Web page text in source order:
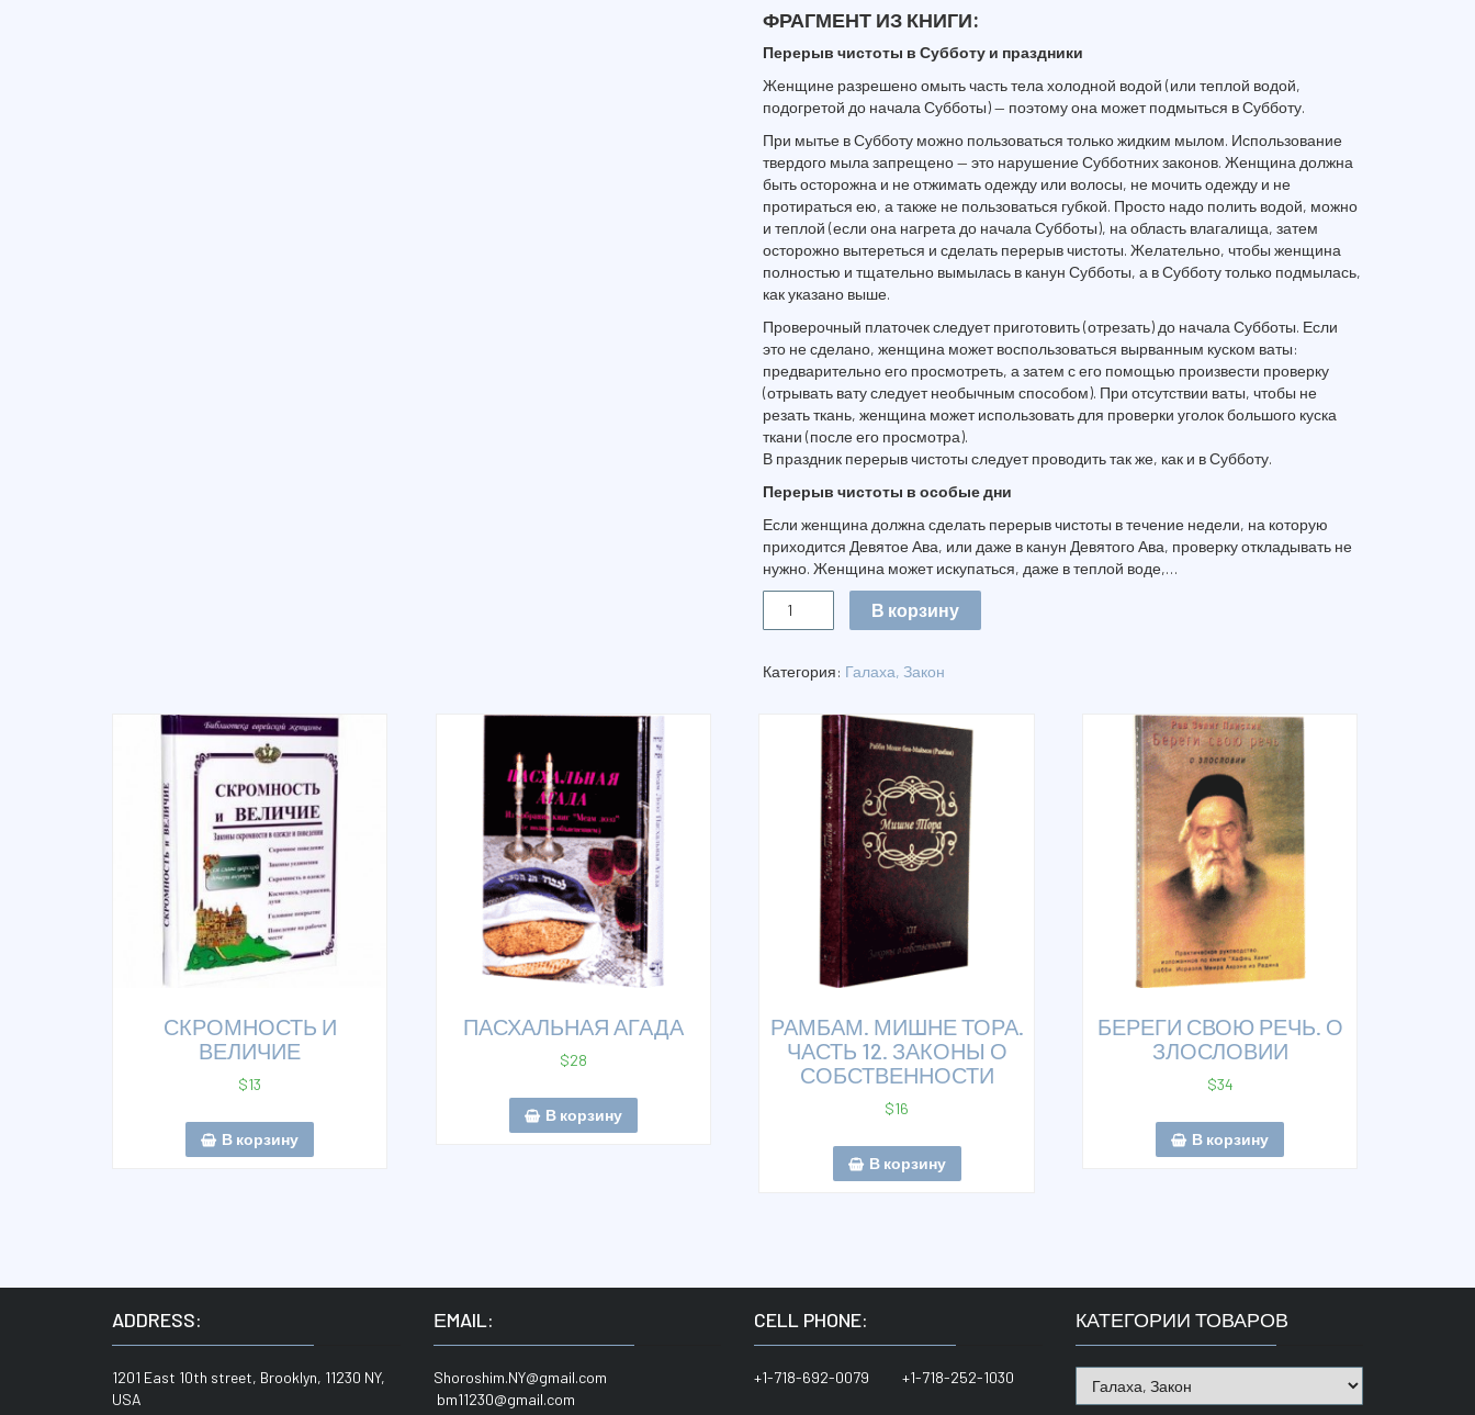
ФРАГМЕНТ ИЗ КНИГИ:
Перерыв чистоты в Субботу и праздники
Женщине разрешено омыть часть тела холодной водой (или теплой водой,
подогретой до начала Субботы) — поэтому она может подмыться в Субботу.
При мытье в Субботу можно пользоваться только жидким мылом. Использование
твердого мыла запрещено — это нарушение Субботних законов. Женщина должна
быть осторожна и не отжимать одежду или волосы, не мочить одежду и не
протираться ею, а также не пользоваться губкой. Просто надо полить водой, можно
и теплой (если она нагрета до начала Субботы), на область влагалища, затем
осторожно вытереться и сделать перерыв чистоты. Желательно, чтобы женщина
полностью и тщательно вымылась в канун Субботы, а в Субботу только подмылась,
как указано выше.
Проверочный платочек следует приготовить (отрезать) до начала Субботы. Если
это не сделано, женщина может воспользоваться вырванным куском ваты:
предварительно его просмотреть, а затем с его помощью произвести проверку
(отрывать вату следует необычным способом). При отсутствии ваты, чтобы не
резать ткань, женщина может использовать для проверки уголок большого куска
ткани (после его просмотра).
В праздник перерыв чистоты следует проводить так же, как и в Субботу.
Перерыв чистоты в особые дни
Если женщина должна сделать перерыв чистоты в течение недели, на которую
приходится Девятое Ава, или даже в канун Девятого Ава, проверку откладывать не
нужно. Женщина может искупаться, даже в теплой воде,…
ПУТИ
В корзину
Категория: Галаха, Закон
СКРОМНОСТЬ И
ВЕЛИЧИЕ
$13
В корзину
ПАСХАЛЬНАЯ АГАДА
$28
В корзину
РАМБАМ. МИШНЕ ТОРА.
ЧАСТЬ 12. ЗАКОНЫ О
СОБСТВЕННОСТИ
$16
В корзину
БЕРЕГИ СВОЮ РЕЧЬ. О
ЗЛОСЛОВИИ
$34
В корзину
ADDRESS:
1201 East 10th street, Brooklyn, 11230 NY,
USA
ЕMAIL:
Shoroshim.NY@gmail.com
bm11230@gmail.com
CELL PHONE:
+1-718-692-0079 +1-718-252-1030
КАТЕГОРИИ ТОВАРОВ